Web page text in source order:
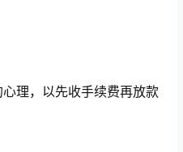
理，以先收手续费再放款